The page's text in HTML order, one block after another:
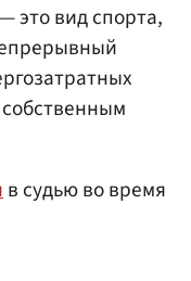
это вид спорта,
в судью во время